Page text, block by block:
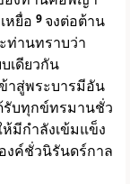
หยื่อ 9 จงต่อต้าน
ท่านทราบว่า
เดียวกัน
าสู่พระบารมีอัน
รับทุกข์ทรมานชั่ว
มีกำลังเข้มแข็ง
งค์ชั่วนิรันดร์กาล